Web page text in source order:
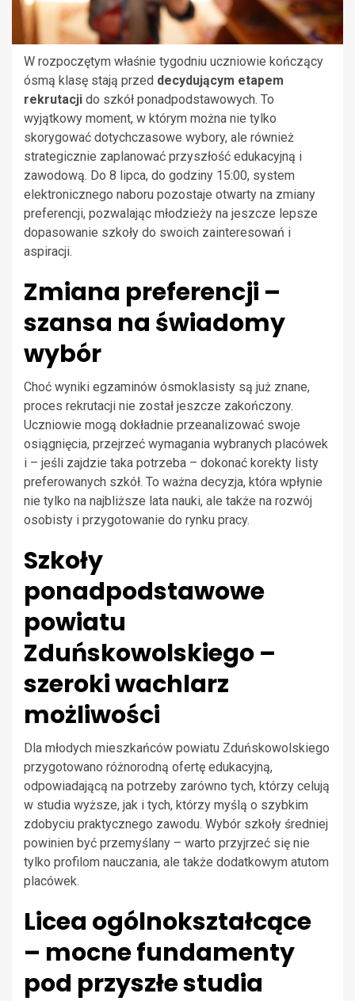
W rozpoczętym właśnie tygodniu uczniowie kończący
ósmą klasę stają przed decydującym etapem
rekrutacji do szkół ponadpodstawowych. To
wyjątkowy moment, w którym można nie tylko
skorygować dotychczasowe wybory, ale również
strategicznie zaplanować przyszłość edukacyjną i
zawodową. Do 8 lipca, do godziny 15:00, system
elektronicznego naboru pozostaje otwarty na zmiany
preferencji, pozwalając młodzieży na jeszcze lepsze
dopasowanie szkoły do swoich zainteresowań i
aspiracji.
Zmiana preferencji –
szansa na świadomy
wybór
Choć wyniki egzaminów ósmoklasisty są już znane,
proces rekrutacji nie został jeszcze zakończony.
Uczniowie mogą dokładnie przeanalizować swoje
osiągnięcia, przejrzeć wymagania wybranych placówek
i – jeśli zajdzie taka potrzeba – dokonać korekty listy
preferowanych szkół. To ważna decyzja, która wpłynie
nie tylko na najbliższe lata nauki, ale także na rozwój
osobisty i przygotowanie do rynku pracy.
Szkoły
ponadpodstawowe
powiatu
Zduńskowolskiego –
szeroki wachlarz
możliwości
Dla młodych mieszkańców powiatu Zduńskowolskiego
przygotowano różnorodną ofertę edukacyjną,
odpowiadającą na potrzeby zarówno tych, którzy celują
w studia wyższe, jak i tych, którzy myślą o szybkim
zdobyciu praktycznego zawodu. Wybór szkoły średniej
powinien być przemyślany – warto przyjrzeć się nie
tylko profilom nauczania, ale także dodatkowym atutom
placówek.
Licea ogólnokształcące
– mocne fundamenty
pod przyszłe studia